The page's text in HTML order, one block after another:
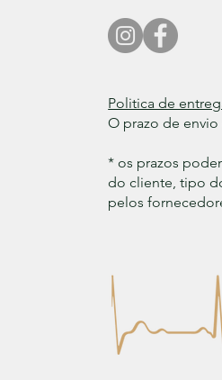
Politica de
O prazo de envio
* os prazos
do cliente, tipo
pelos